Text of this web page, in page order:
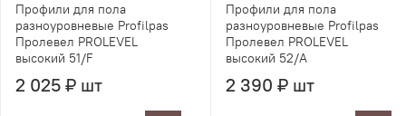
Профили для пола
разноуровневые Profilpas
Пролевел PROLEVEL
высокий 51/F
2 025 ₽ шт
Профили для пола
разноуровневые Profilpas
Пролевел PROLEVEL
высокий 52/A
2 390 ₽ шт